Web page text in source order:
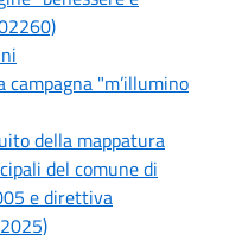
campagna "m’illumino
della mappatura
del comune di
e direttiva